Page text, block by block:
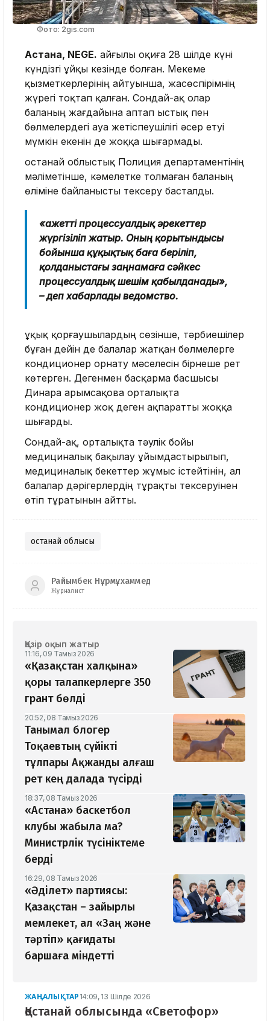
Фото: 2gis.com
Астана, NEGE. Қайғылы оқиға 28 шілде күні
күндізгі ұйқы кезінде болған. Мекеме
қызметкерлерінің айтуынша, жасөспірімнің
жүрегі тоқтап қалған. Сондай-ақ олар
баланың жағдайына аптап ыстық пен
бөлмелердегі ауа жетіспеушілігі әсер етуі
мүмкін екенін де жоққа шығармады.
Қостанай облыстық Полиция департаментінің
мәліметінше, кәмелетке толмаған баланың
өліміне байланысты тексеру басталды.
«Қажетті процессуалдық әрекеттер
жүргізіліп жатыр. Оның қорытындысы
бойынша құқықтық баға беріліп,
қолданыстағы заңнамаға сәйкес
процессуалдық шешім қабылданады»,
– деп хабарлады ведомство.
Құқық қорғаушылардың сөзінше, тәрбиешілер
бұған дейін де балалар жатқан бөлмелерге
кондиционер орнату мәселесін бірнеше рет
көтерген. Дегенмен басқарма басшысы
Динара Қарымсақова орталықта
кондиционер жоқ деген ақпаратты жоққа
шығарды.
Сондай-ақ, орталықта тәулік бойы
медициналық бақылау ұйымдастырылып,
медициналық бекеттер жұмыс істейтінін, ал
балалар дәрігерлердің тұрақты тексеруінен
өтіп тұратынын айтты.
Қостанай облысы
Райымбек Нұрмұхаммед
Журналист
Қазір оқып жатыр
11:16, 09 Тамыз 2026
«Қазақстан халқына»
қоры талапкерлерге 350
грант бөлді
20:52, 08 Тамыз 2026
Танымал блогер
Тоқаевтың сүйікті
тұлпары Ақжанды алғаш
рет кең далада түсірді
18:37, 08 Тамыз 2026
«Астана» баскетбол
клубы жабыла ма?
Министрлік түсініктеме
берді
16:29, 08 Тамыз 2026
«Әділет» партиясы:
Қазақстан – зайырлы
мемлекет, ал «Заң және
тәртіп» қағидаты
баршаға міндетті
ЖАҢАЛЫҚТАР 14:09, 13 Шілде 2026
Қостанай облысында «Светофор»